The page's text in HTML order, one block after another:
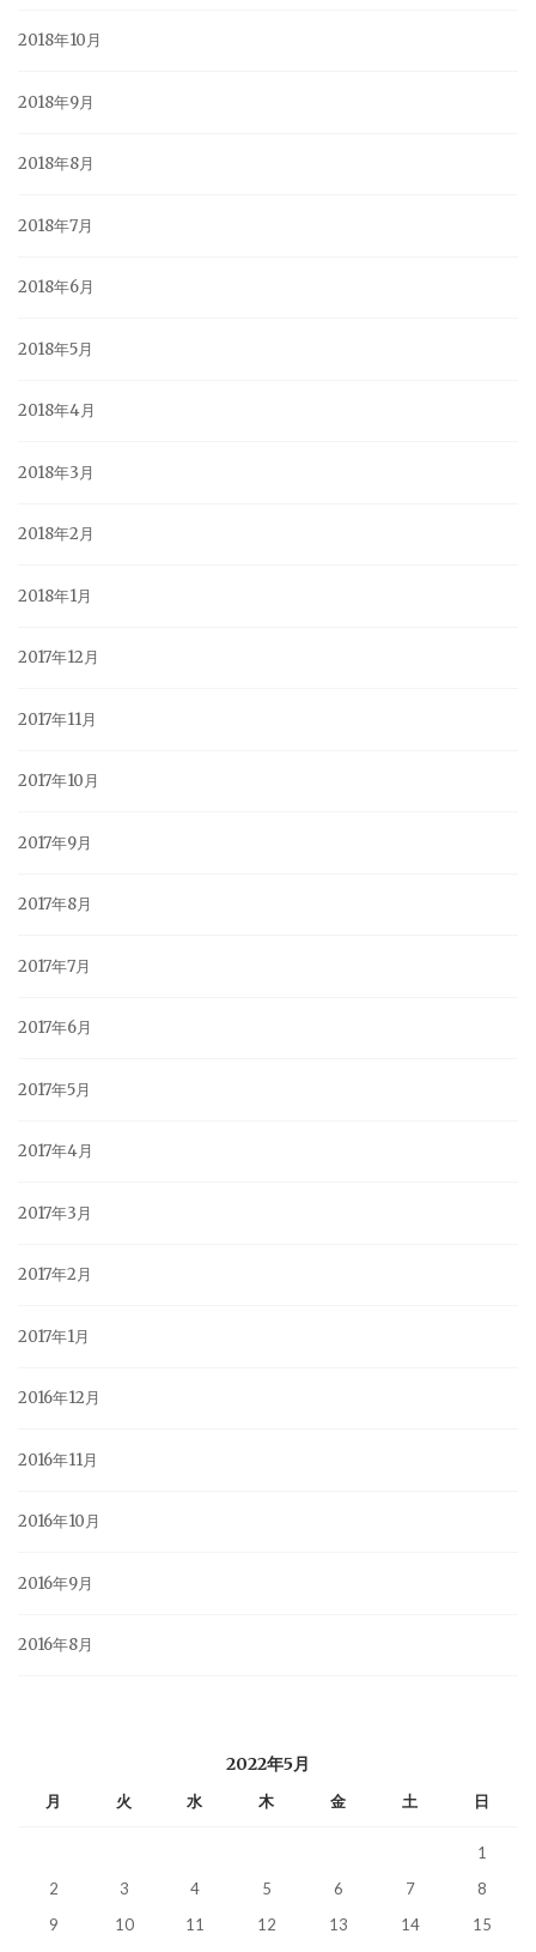
2018年10月
2018年9月
2018年8月
2018年7月
2018年6月
2018年5月
2018年4月
2018年3月
2018年2月
2018年1月
2017年12月
2017年11月
2017年10月
2017年9月
2017年8月
2017年7月
2017年6月
2017年5月
2017年4月
2017年3月
2017年2月
2017年1月
2016年12月
2016年11月
2016年10月
2016年9月
2016年8月
2022年5月
月 火 水 木 金 土 日
1
2
3 4 5 6 7
8
9
10 11 12 13 14
15